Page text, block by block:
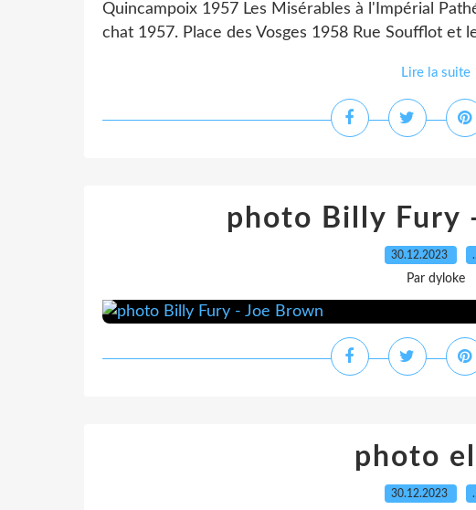
Quincampoix 1957 Les Misérables à l'Impérial
chat 1957. Place des Vosges 1958 Rue Soufflot et
Lire la suite
photo Billy Fury
30.12.2023
Par dyloke
photo
30.12.2023